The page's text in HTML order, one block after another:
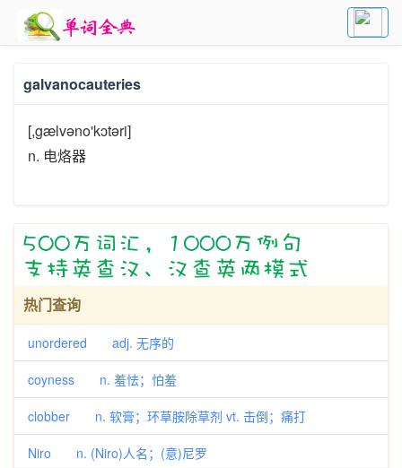
galvanocauteries
[,gælvəno'kɔtəri]
n. 电烙器
热门查询
unordered adj. 无序的
coyness n. 羞怯；怕羞
clobber n. 软膏；环草胺除草剂 vt. 击倒；痛打
Niro n. (Niro)人名；(意)尼罗